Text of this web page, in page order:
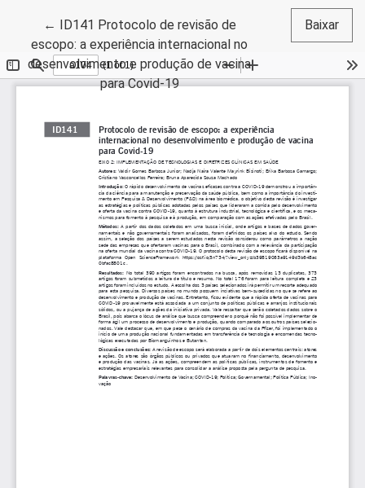
← Voltar aos Detalhes do Artigo
ID141 Protocolo de revisão de
escopo: a experiência internacional no
desenvolvimento e produção de vacina
para Covid-19
Baixar